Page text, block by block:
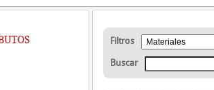
Filtros
Buscar